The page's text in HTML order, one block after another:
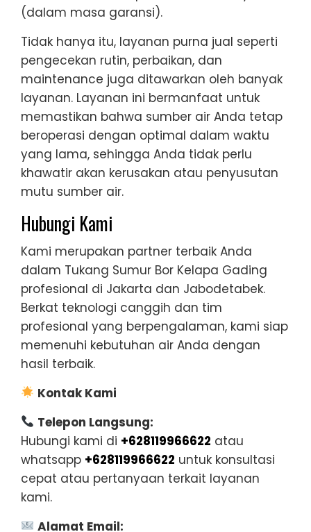
(dalam masa garansi).
Tidak hanya itu, layanan purna jual seperti
pengecekan rutin, perbaikan, dan
maintenance juga ditawarkan oleh banyak
layanan. Layanan ini bermanfaat untuk
memastikan bahwa sumber air Anda tetap
beroperasi dengan optimal dalam waktu
yang lama, sehingga Anda tidak perlu
khawatir akan kerusakan atau penyusutan
mutu sumber air.
Hubungi Kami
Kami merupakan partner terbaik Anda
dalam Tukang Sumur Bor Kelapa Gading
profesional di Jakarta dan Jabodetabek.
Berkat teknologi canggih dan tim
profesional yang berpengalaman, kami siap
memenuhi kebutuhan air Anda dengan
hasil terbaik.
Kontak Kami
Telepon Langsung:
Hubungi kami di +628119966622 atau
whatsapp +628119966622 untuk konsultasi
cepat atau pertanyaan terkait layanan
kami.
Alamat Email: